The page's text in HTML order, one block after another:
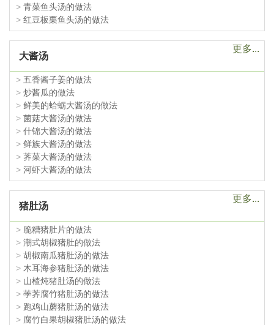
> 青菜鱼头汤的做法
> 红豆板栗鱼头汤的做法
大酱汤
更多...
> 五香酱子姜的做法
> 炒酱瓜的做法
> 鲜美的蛤蛎大酱汤的做法
> 菌菇大酱汤的做法
> 什锦大酱汤的做法
> 鲜族大酱汤的做法
> 荠菜大酱汤的做法
> 河虾大酱汤的做法
猪肚汤
更多...
> 脆糟猪肚片的做法
> 潮式胡椒猪肚的做法
> 胡椒南瓜猪肚汤的做法
> 木耳海参猪肚汤的做法
> 山楂炖猪肚汤的做法
> 荸荠腐竹猪肚汤的做法
> 跑鸡山蘑猪肚汤的做法
> 腐竹白果胡椒猪肚汤的做法